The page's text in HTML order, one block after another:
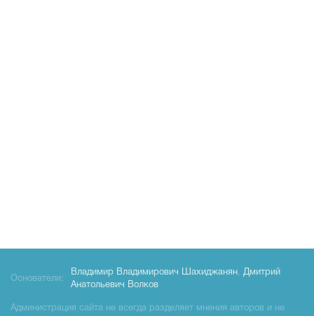
Основатели:
Владимир Владимирович Шахиджанян, Дмитрий
Анатольевич Волков
Администрация сайта не всегда разделяет мнения авторов и не